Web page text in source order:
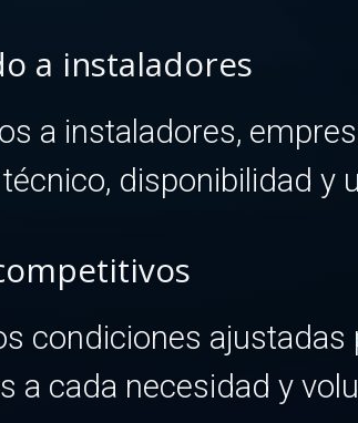
a instaladores
a instaladores,
disponibilidad y
condiciones
a cada necesidad y